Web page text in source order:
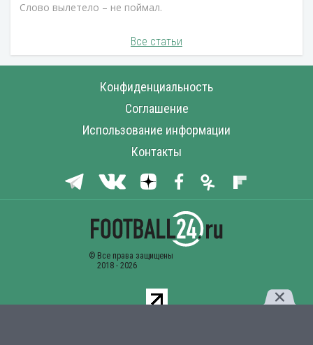
Слово вылетело – не поймал.
Все статьи
Конфиденциальность
Соглашение
Использование информации
Контакты